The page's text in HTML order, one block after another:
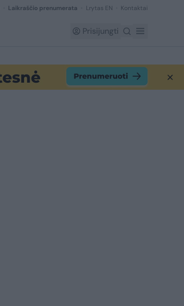
Laikraščio prenumerata Lrytas EN Kontaktai
Prisijungti